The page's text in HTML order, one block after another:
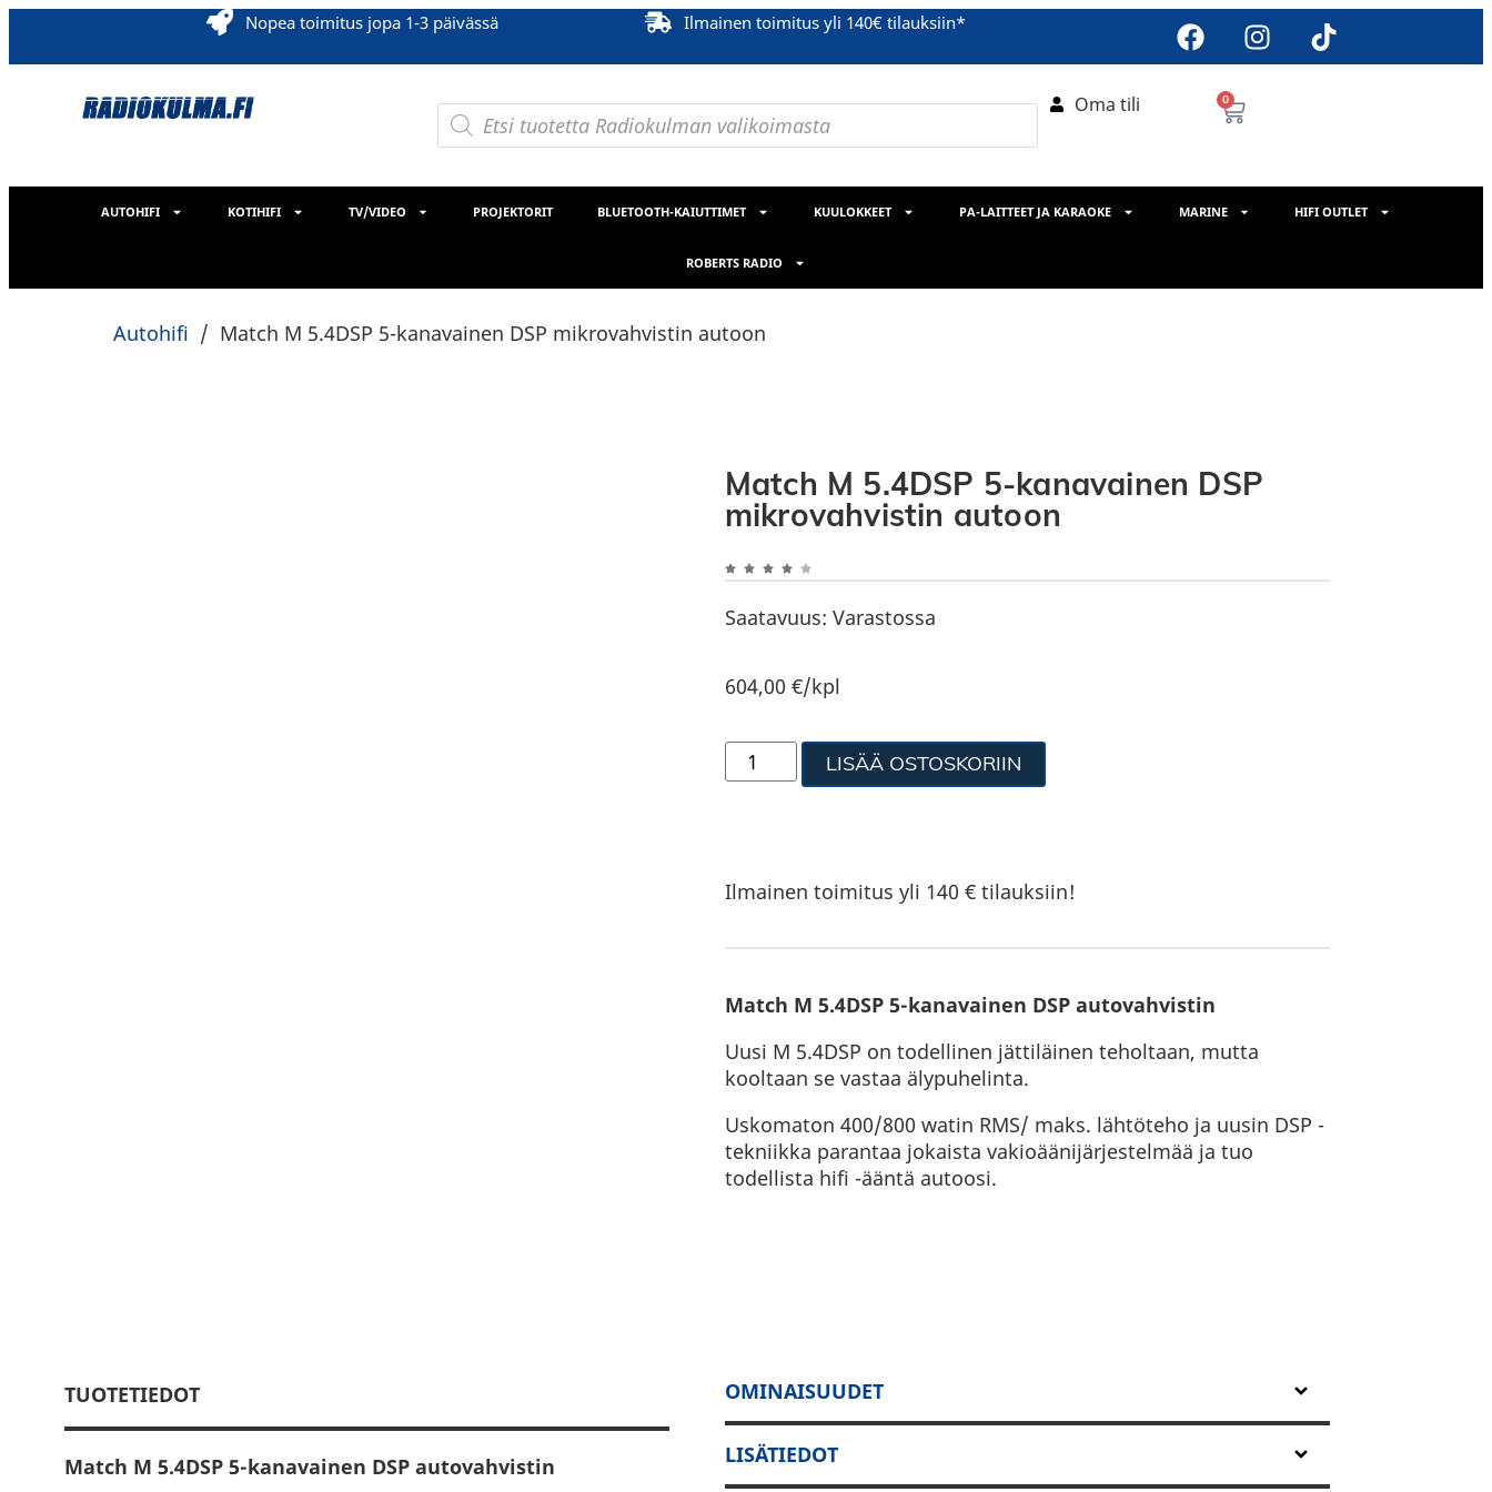
Nopea toimitus jopa 1-3 päivässä Ilmainen toimitus yli 140€ tilauksiin*
Oma tili 0
AUTOHIFI KOTIHIFI TV/VIDEO PROJEKTORIT BLUETOOTH-KAIUTTIMET KUULOKKEET PA-LAITTEET JA KARAOKE MARINE HIFI OUTLET
ROBERTS RADIO
Autohifi / Match M 5.4DSP 5-kanavainen DSP mikrovahvistin autoon
Match M 5.4DSP 5-kanavainen DSP
mikrovahvistin autoon
Saatavuus: Varastossa
604,00 €/kpl
LISÄÄ OSTOSKORIIN
Ilmainen toimitus yli 140 € tilauksiin!
Match M 5.4DSP 5-kanavainen DSP autovahvistin
Uusi M 5.4DSP on todellinen jättiläinen teholtaan, mutta
kooltaan se vastaa älypuhelinta.
Uskomaton 400/800 watin RMS/ maks. lähtöteho ja uusin DSP -
tekniikka parantaa jokaista vakioäänijärjestelmää ja tuo
todellista hifi -ääntä autoosi.
TUOTETIEDOT
Match M 5.4DSP 5-kanavainen DSP autovahvistin
OMINAISUUDET
LISÄTIEDOT